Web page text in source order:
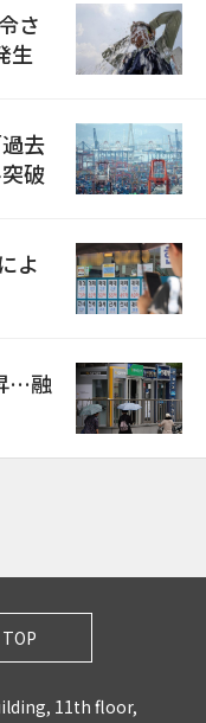
さ
生
去
破
よ
…融
TOP
11th floor,